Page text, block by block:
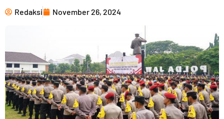
Redaksi November 26, 2024